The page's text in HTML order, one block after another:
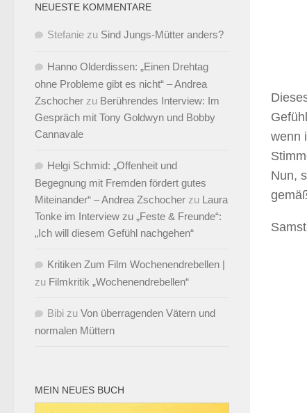
wenn
Nun,
NEUESTE KOMMENTARE
Stefanie zu Sind Jungs-Mütter anders?
Hanno Olderdissen: „Einen Drehtag
ohne Probleme gibt es nicht“ – Andrea
Zschocher zu Berührendes Interview: Im
Gespräch mit Tony Goldwyn und Bobby
Cannavale
Helgi Schmid: „Offenheit und
Begegnung mit Fremden fördert gutes
Miteinander“ – Andrea Zschocher zu Laura
Tonke im Interview zu „Feste & Freunde“:
„Ich will diesem Gefühl nachgehen“
Kritiken Zum Film Wochenendrebellen |
zu Filmkritik „Wochenendrebellen“
Bibi zu Von überragenden Vätern und
normalen Müttern
MEIN NEUES BUCH